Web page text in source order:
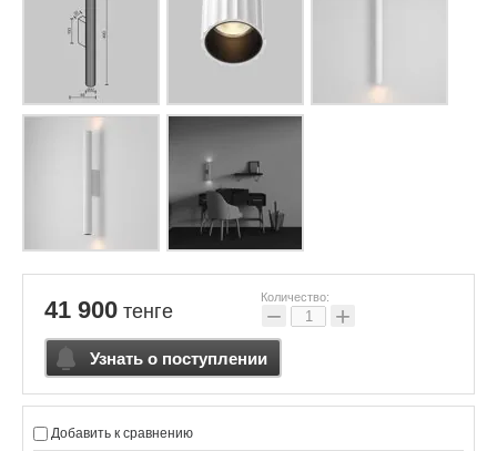
41 900 тенге
Количество:
− +
Узнать о поступлении
Добавить к сравнению